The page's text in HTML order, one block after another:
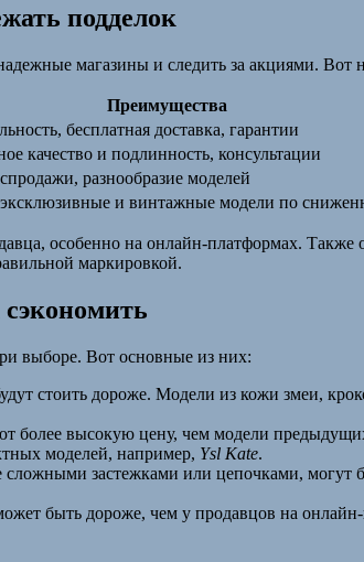
подделок
магазины и следить за акциями. Вот
Преимущества
бесплатная доставка, гарантии
качество и подлинность, консультации
разнообразие моделей
и винтажные модели по
особенно на онлайн-платформах. Также
маркировкой.
выборе. Вот основные из них:
стоить дороже. Модели из кожи змеи,
более высокую цену, чем модели
моделей, например, Ysl Kate.
застежками или цепочками, могут
быть дороже, чем у продавцов на